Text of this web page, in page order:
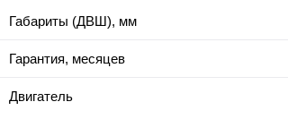
Габариты (ДВШ), мм
Гарантия, месяцев
Двигатель